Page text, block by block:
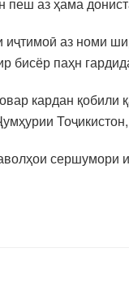
аз номи
бисёр паҳн
кардан
сершумори